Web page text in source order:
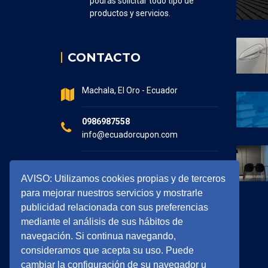
AVISO: Utilizamos cookies propias y de terceros
para mejorar nuestros servicios y mostrarle
publicidad relacionada con sus preferencias
mediante el análisis de sus hábitos de
navegación. Si continua navegando,
consideramos que acepta su uso. Puede
cambiar la configuración de su navegador u
productos y servicios.
CONTACTO
Machala, El Oro - Ecuador
0986987558
info@ecuadorcupon.com
7:30 - 17:00